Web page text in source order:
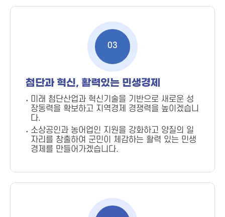
03
첨단과 혁신, 활력있는 민생경제
미래 첨단산업과 혁신기술을 기반으로 새로운 성
장동력을 확보하고 지역경제 경쟁력을 높이겠습니
다.
소상공인과 농어업인 지원을 강화하고 양질의 일
자리를 창출하여 군민이 체감하는 활력 있는 민생
경제를 만들어가겠습니다.